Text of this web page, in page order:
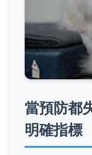
當預防都
明確指標